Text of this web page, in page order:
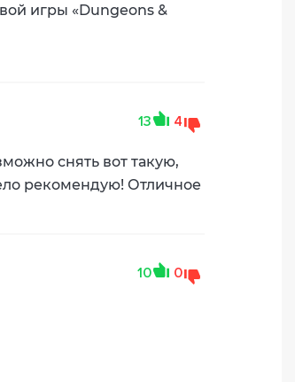
игры «Dungeons &
13 4
снять вот такую,
рекомендую! Отличное
10 0